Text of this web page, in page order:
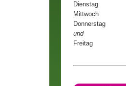
Dienstag
Mittwoch
Donnerstag
und
Freitag